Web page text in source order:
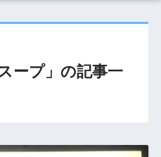
ープ」の記事一